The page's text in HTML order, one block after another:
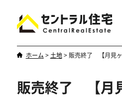
ホーム > 土地> 販売終了 【月見
販売終了 【月